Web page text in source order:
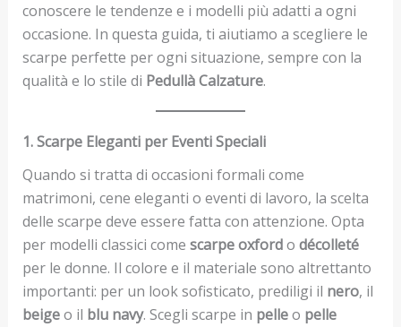
conoscere le tendenze e i modelli più adatti a ogni
occasione. In questa guida, ti aiutiamo a scegliere le
scarpe perfette per ogni situazione, sempre con la
qualità e lo stile di Pedullà Calzature.
1. Scarpe Eleganti per Eventi Speciali
Quando si tratta di occasioni formali come
matrimoni, cene eleganti o eventi di lavoro, la scelta
delle scarpe deve essere fatta con attenzione. Opta
per modelli classici come scarpe oxfordo décolleté
per le donne. Il colore e il materiale sono altrettanto
importanti: per un look sofisticato, prediligi il nero, il
beigeo il blu navy. Scegli scarpe in pelleo pelle